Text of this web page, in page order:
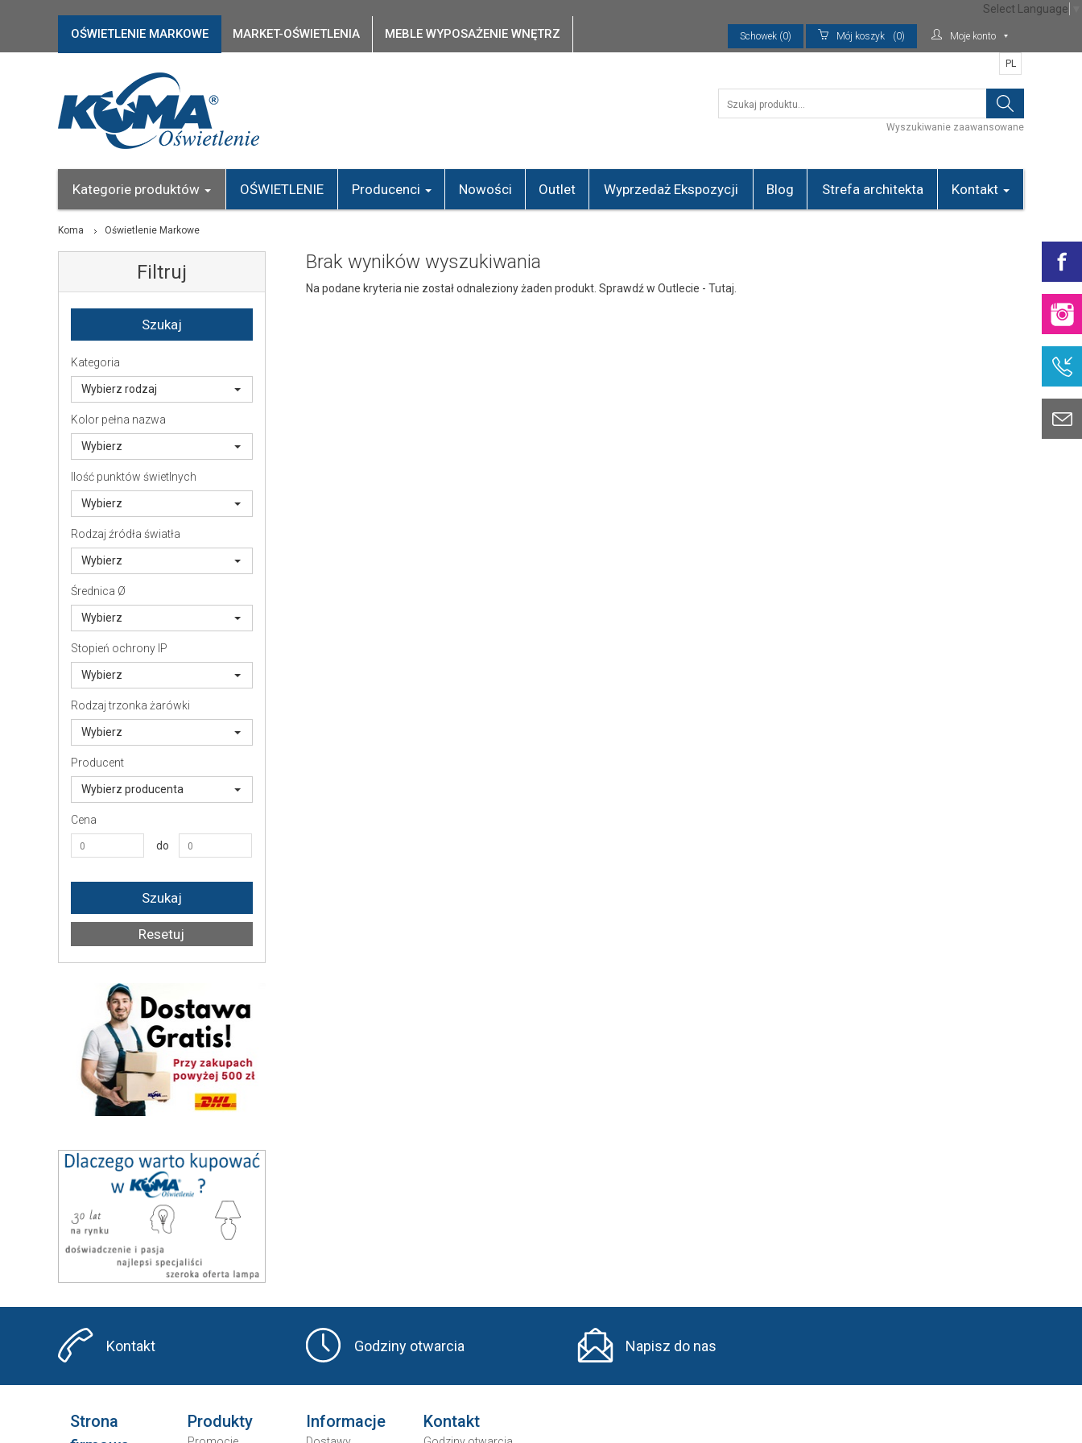
OŚWIETLENIE MARKOWE MARKET-OŚWIETLENIA MEBLE WYPOSAŻENIE WNĘTRZ Schowek (0) Mój koszyk (0) Moje konto
Wyszukiwanie zaawansowane
PL
Kategorie produktów OŚWIETLENIE Producenci Nowości Outlet Wyprzedaż Ekspozycji Blog Strefa architekta Kontakt
Koma Oświetlenie Markowe
Filtruj
Kategoria
Wybierz rodzaj
Kolor pełna nazwa
Wybierz
Ilość punktów świetlnych
Wybierz
Rodzaj źródła światła
Wybierz
Średnica Ø
Wybierz
Stopień ochrony IP
Wybierz
Rodzaj trzonka żarówki
Wybierz
Producent
Wybierz producenta
Cena
do
Brak wyników wyszukiwania
Na podane kryteria nie został odnaleziony żaden produkt. Sprawdź w Outlecie - Tutaj.
Kontakt Godziny otwarcia Napisz do nas
Strona
Produkty Informacje Kontakt
Select Language